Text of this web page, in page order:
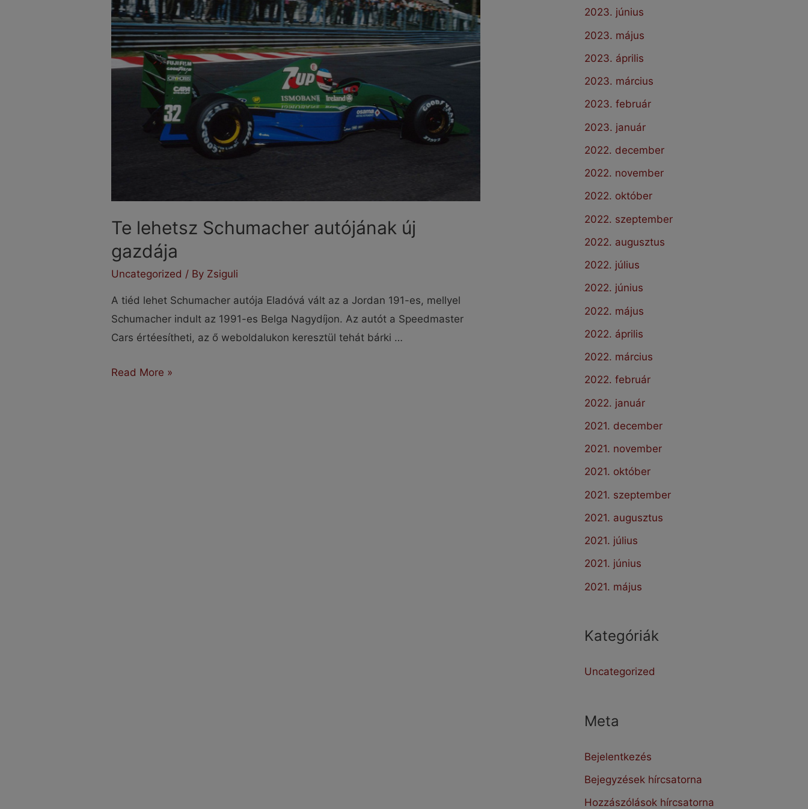
Te lehetsz Schumacher autójának új
gazdája
Uncategorized / By Zsiguli
A tiéd lehet Schumacher autója Eladóvá vált az a Jordan 191-es, mellyel
Schumacher indult az 1991-es Belga Nagydíjon. Az autót a Speedmaster
Cars értéesítheti, az ő weboldalukon keresztül tehát bárki …
Te
Read More »
2023. június
2023. május
2023. április
2023. március
2023. február
2023. január
2022. december
2022. november
2022. október
2022. szeptember
2022. augusztus
2022. július
2022. június
2022. május
2022. április
2022. március
2022. február
2022. január
2021. december
2021. november
2021. október
2021. szeptember
2021. augusztus
2021. július
2021. június
2021. május
Kategóriák
Uncategorized
Meta
Bejelentkezés
Bejegyzések hírcsatorna
Hozzászólások hírcsatorna